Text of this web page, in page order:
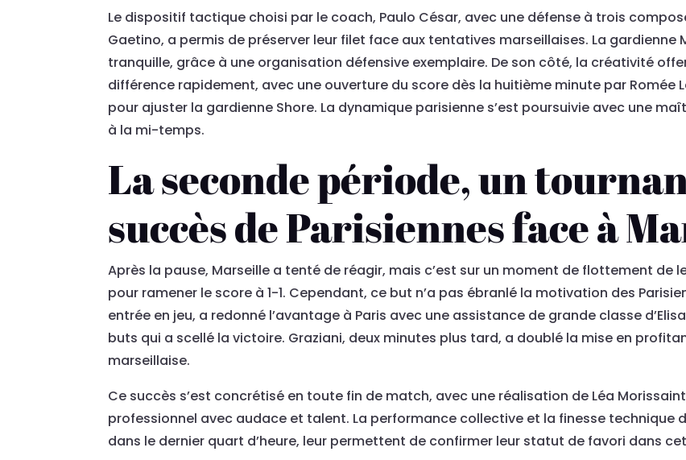
Le dispositif tactique choisi par le coach, Paulo César, avec une défense à trois
Gaetino, a permis de préserver leur filet face aux tentatives marseillaises. La gardienne
tranquille, grâce à une organisation défensive exemplaire. De son côté, la créativité
différence rapidement, avec une ouverture du score dès la huitième minute par Romée
pour ajuster la gardienne Shore. La dynamique parisienne s’est poursuivie avec une
à la mi-temps.
La seconde période, un
succès de Parisiennes face à
Après la pause, Marseille a tenté de réagir, mais c’est sur un moment de flottement de
pour ramener le score à 1-1. Cependant, ce but n’a pas ébranlé la motivation des
entrée en jeu, a redonné l’avantage à Paris avec une assistance de grande classe
buts qui a scellé la victoire. Graziani, deux minutes plus tard, a doublé la mise en
marseillaise.
Ce succès s’est concrétisé en toute fin de match, avec une réalisation de Léa
professionnel avec audace et talent. La performance collective et la finesse technique
dans le dernier quart d’heure, leur permettent de confirmer leur statut de favori dans